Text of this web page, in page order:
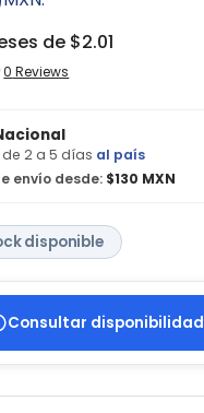
de $2.01
0 Reviews
2 a 5 días al país
envío desde: $130 MXN
disponible
Consultar disponibilidad